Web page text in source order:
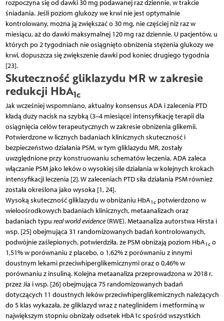
rozpoczyna się od dawki 30 mg podawanej raz dziennie, w trakcie
śniadania. Jeśli poziom glukozy we krwi nie jest optymalnie
kontrolowany, można ją zwiększać o 30 mg, nie częściej niż raz w
miesiącu, aż do dawki maksymalnej 120 mg raz dziennie. U pacjentów, u
których po 2 tygodniach nie osiągnięto obniżenia stężenia glukozy we
krwi, dopuszcza się zwiększenie dawki pod koniec drugiego tygodnia
[23].
Skuteczność gliklazydu MR w zakresie
redukcji HbA1c
Jak wcześniej wspomniano, aktualny konsensus ADA i zalecenia PTD
kładą duży nacisk na szybką (3–4 miesiące) intensyfikację terapii dla
osiągnięcia celów terapeutycznych w zakresie obniżenia glikemii.
Potwierdzone w licznych badaniach klinicznych skuteczność i
bezpieczeństwo działania PSM, w tym gliklazydu MR, zostały
uwzględnione przy konstruowaniu schematów leczenia, ADA zaleca
włączanie PSM jako leków o wysokiej sile działania w kolejnych krokach
intensyfikacji leczenia [2]. W zaleceniach PTD siła działania PSM również
została określona jako wysoka [1, 24].
Wysoką skuteczność gliklazydu w obniżaniu HbA1cpotwierdzono w
wieloośrodkowych badaniach klinicznych, metaanalizach oraz
badaniach typu real world evidence(RWE). Metaanaliza autorstwa Hirsta i
wsp. [25] obejmująca 31 randomizowanych badań kontrolowanych,
podwójnie zaślepionych, potwierdziła, że PSM obniżają poziom HbA1co
1,51% w porównaniu z placebo, o 1,62% z porównaniu z innymi
doustnym lekami przeciwhiperglikemicznymi oraz o 0,46% w
porównaniu z insuliną. Kolejna metaanaliza przeprowadzona w 2018 r.
przez Jia i wsp. [26] obejmująca 75 randomizowanych badań
dotyczących 11 doustnych leków przeciwhiperglikemicznych należących
do 5 klas wykazała, że gliklazyd wraz z nateglinidem i metforminą w
największym stopniu obniżały odsetek HbA1c spośród wszystkich